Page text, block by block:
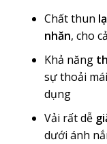
Chất thun
nhăn, cho
Khả năng
sự thoải
dụng
Vải rất dễ
dưới ánh